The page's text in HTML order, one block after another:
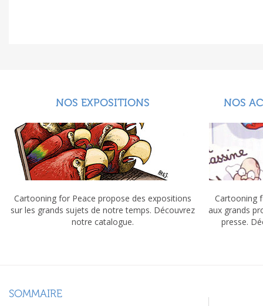
NOS EXPOSITIONS
Cartooning for Peace propose des expositions
sur les grands sujets de notre temps. Découvrez
notre catalogue.
NOS
Cartooning
aux grands
presse.
SOMMAIRE